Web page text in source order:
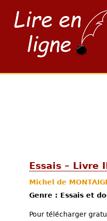
Essais – Livre II
Michel de
Genre : Essais et
Pour télécharger